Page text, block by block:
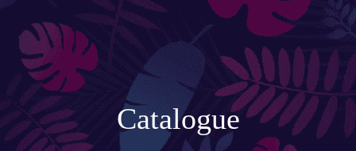
MOBILIER OUTDOOR
Bancs
Rangements
ACCESSOIRES
Catalogue